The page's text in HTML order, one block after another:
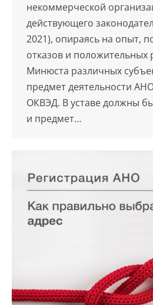
некоммерческой
действующего
2021), опираясь на опыт,
отказов и положительных
Минюста различных
предмет деятельности
ОКВЭД. В уставе должны
и предмет…